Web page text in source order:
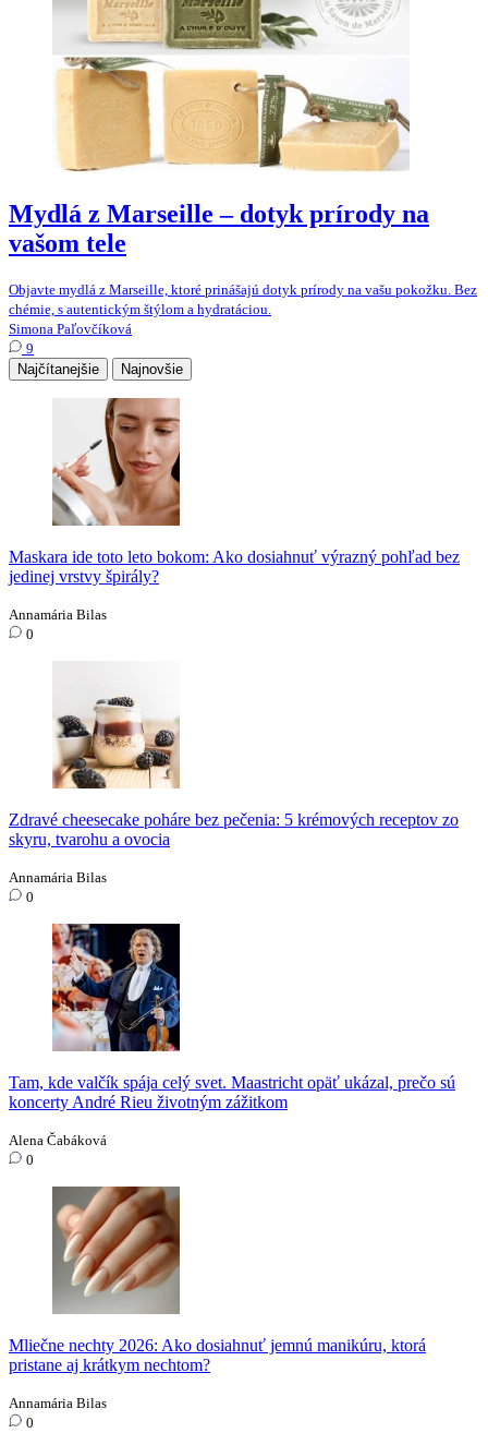
Mydlá z Marseille – dotyk prírody na
vašom tele
Objavte mydlá z Marseille, ktoré prinášajú dotyk prírody na vašu pokožku. Bez
chémie, s autentickým štýlom a hydratáciou.
Simona Paľovčíková
9
Najčítanejšie
Najnovšie
Maskara ide toto leto bokom: Ako dosiahnuť výrazný pohľad bez
jedinej vrstvy špirály?
Annamária Bilas
0
Zdravé cheesecake poháre bez pečenia: 5 krémových receptov zo
skyru, tvarohu a ovocia
Annamária Bilas
0
Tam, kde valčík spája celý svet. Maastricht opäť ukázal, prečo sú
koncerty André Rieu životným zážitkom
Alena Čabáková
0
Mliečne nechty 2026: Ako dosiahnuť jemnú manikúru, ktorá
pristane aj krátkym nechtom?
Annamária Bilas
0